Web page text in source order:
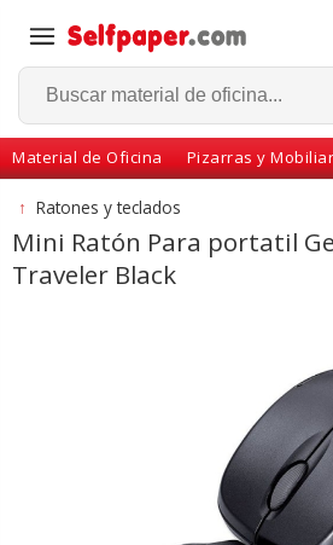
Material de Oficina Pizarras y
Volver
↑ Ratones y teclados
Mini Ratón Para portatil
Traveler Black